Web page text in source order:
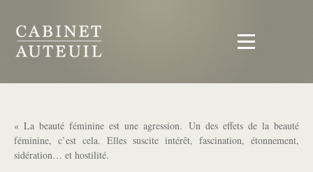
« La beauté féminine est une agression. Un des effets de la beauté
féminine, c’est cela. Elles suscite intérêt, fascination, étonnement,
sidération… et hostilité.